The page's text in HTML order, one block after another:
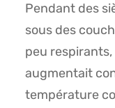
Pendant des
sous des
peu
augmentait
température